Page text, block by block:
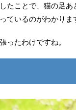
たことで、猫の足
ているのがわかりま
ったわけですね。